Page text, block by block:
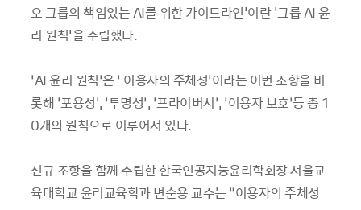
오 그룹의 책임있는 AI를 위한 가이드라인'이란 '그룹 AI 윤
리 원칙'을 수립했다.
‘AI 윤리 원칙’은 ’ 이용자의 주체성’이라는 이번 조항을 비
롯해 ‘포용성’, ‘투명성’, ‘프라이버시’, ‘이용자 보호’등 총 1
0개의 원칙으로 이루어져 있다.
신규 조항을 함께 수립한 한국인공지능윤리학회장 서울교
육대학교 윤리교육학과 변순용 교수는 “이용자의 주체성